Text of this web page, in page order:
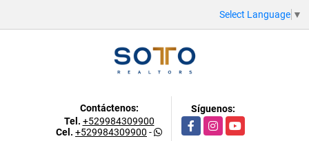
Select Language ▼
Contáctenos:
Tel. +529984309900
Cel. +529984309900 -
Síguenos:
FacebookInstagramYouTube